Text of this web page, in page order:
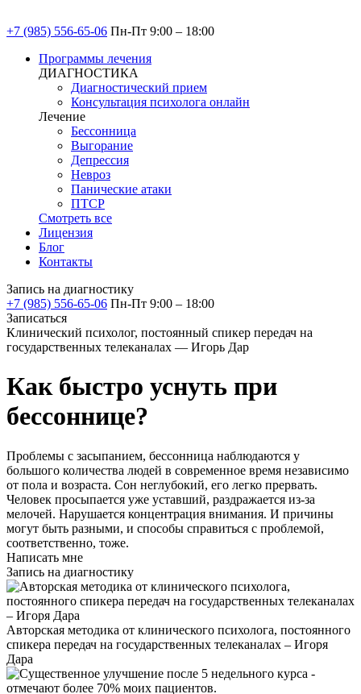
+7 (985) 556-65-06 Пн-Пт 9:00 – 18:00
Программы лечения
ДИАГНОСТИКА
Диагностический прием
Консультация психолога онлайн
Лечение
Бессонница
Выгорание
Депрессия
Невроз
Панические атаки
ПТСР
Смотреть все
Лицензия
Блог
Контакты
Запись на диагностику
+7 (985) 556-65-06 Пн-Пт 9:00 – 18:00
Записаться
Клинический психолог, постоянный спикер передач на
государственных телеканалах — Игорь Дар
Как быстро уснуть при
бессоннице?
Проблемы с засыпанием, бессонница наблюдаются у
большого количества людей в современное время независимо
от пола и возраста. Сон неглубокий, его легко прервать.
Человек просыпается уже уставший, раздражается из-за
мелочей. Нарушается концентрация внимания. И причины
могут быть разными, и способы справиться с проблемой,
соответственно, тоже.
Написать мне
Запись на диагностику
Авторская методика от клинического психолога, постоянного
спикера передач на государственных телеканалах – Игоря
Дара